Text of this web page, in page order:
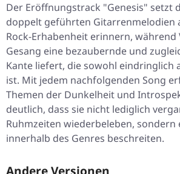
Der Eröffnungstrack "Genesis" setzt
doppelt geführten Gitarrenmelodien
Rock-Erhabenheit erinnern, während
Gesang eine bezaubernde und
Kante liefert, die sowohl eindringlich
ist. Mit jedem nachfolgenden Song
Themen der Dunkelheit und
deutlich, dass sie nicht lediglich
Ruhmzeiten wiederbeleben, sondern
innerhalb des Genres beschreiten.